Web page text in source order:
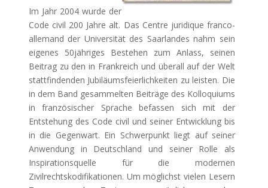
Im Jahr 2004 wurde der
Code civil 200 Jahre alt. Das Centre juridique franco-
allemand der Universität des Saarlandes nahm sein
eigenes 50jähriges Bestehen zum Anlass, seinen
Beitrag zu den in Frankreich und überall auf der Welt
stattfindenden Jubiläumsfeierlichkeiten zu leisten. Die
in dem Band gesammelten Beiträge des Kolloquiums
in französischer Sprache befassen sich mit der
Entstehung des Code civil und seiner Entwicklung bis
in die Gegenwart. Ein Schwerpunkt liegt auf seiner
Anwendung in Deutschland und seiner Rolle als
Inspirationsquelle für die modernen
Zivilrechtskodifikationen. Um möglichst vielen Lesern